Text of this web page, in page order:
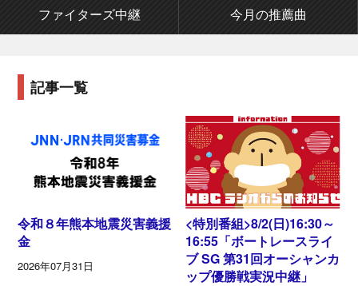
ファイターズ中継 今月の推薦曲
記事一覧
令和８年熊本地震災害義援
金
2026年07月31日
<特別番組>8/2(日)16:30～
16:55「ボートレースライ
ブ SG 第31回オーシャンカ
ップ優勝戦実況中継」